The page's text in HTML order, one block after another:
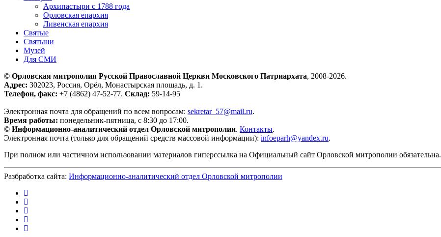
Архипастыри с 1788 года
Орловская епархия
Ливенская епархия
Святые
Святыни
Музей
Для СМИ
© Орловская митрополия Русской Православной Церкви Московского Патриархата, 2008-2026.
Адрес: 302023, Россия, Орёл, Монастырская площадь, д. 1.
Телефон, факс: +7 (4862) 47-52-77. Склад: 59-14-95
Электронная почта для обращений по всем вопросам: sekretar_57@mail.ru.
Время работы: понедельник-пятница, с 8:30 до 17:00.
© Информационно-аналитический отдел Орловской митрополии. Контакты.
Электронная почта (только для обращений средств массовой информации): infoeparh@yandex.ru.
При полном или частичном использовании материалов гиперссылка на Официальный сайт Орловской митрополии обязательна.
Разбработка сайта: Информационно-аналитический отдел Орловской митрополии